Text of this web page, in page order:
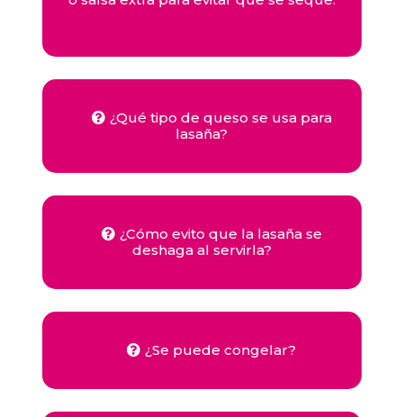
¿Qué tipo de queso se usa para
lasaña?
¿Cómo evito que la lasaña se
deshaga al servirla?
¿Se puede congelar?